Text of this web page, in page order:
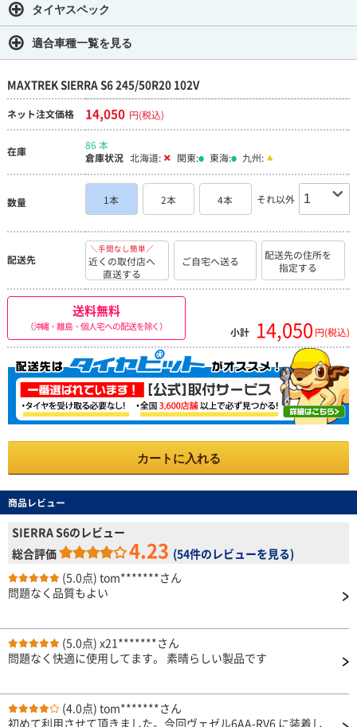
タイヤスペック
適合車種一覧を見る
MAXTREK SIERRA S6 245/50R20 102V
ネット注文価格 14,050 円(税込)
在庫
86 本
倉庫状況 北海道: 関東: 東海: 九州:
数量 1本 2本 4本 それ以外
配送先
＼手間なし簡単／
近くの取付店へ
直送する
ご自宅へ送る
配送先の住所を
指定する
送料無料
（沖縄・離島・個人宅への配送を除く） 小計 14,050 円(税込)
カートに入れる
商品レビュー
SIERRA S6のレビュー
総合評価
4.23 (54件のレビューを見る)
(5.0点) tom*******さん
問題なく品質もよい
(5.0点) x21*******さん
問題なく快適に使用してます。 素晴らしい製品です
(4.0点) tom*******さん
初めて利用させて頂きました。今回ヴェゼル6AA-RV6 に装着し